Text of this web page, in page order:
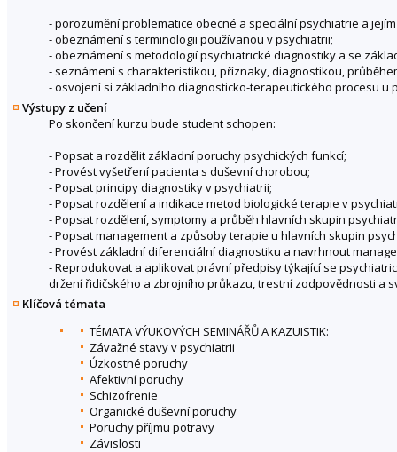
- porozumění problematice obecné a speciální psychiatrie a
- obeznámení s terminologii používanou v psychiatrii;
- obeznámení s metodologií psychiatrické diagnostiky a se
- seznámení s charakteristikou, příznaky, diagnostikou,
- osvojení si základního diagnosticko-terapeutického procesu
Výstupy z učení
Po skončení kurzu bude student schopen:
- Popsat a rozdělit základní poruchy psychických funkcí;
- Provést vyšetření pacienta s duševní chorobou;
- Popsat principy diagnostiky v psychiatrii;
- Popsat rozdělení a indikace metod biologické terapie v
- Popsat rozdělení, symptomy a průběh hlavních skupin
- Popsat management a způsoby terapie u hlavních skupin
- Provést základní diferenciální diagnostiku a navrhnout
- Reprodukovat a aplikovat právní předpisy týkající se
držení řidičského a zbrojního průkazu, trestní zodpovědnosti a
Klíčová témata
TÉMATA VÝUKOVÝCH SEMINÁŘŮ A KAZUISTIK:
Závažné stavy v psychiatrii
Úzkostné poruchy
Afektivní poruchy
Schizofrenie
Organické duševní poruchy
Poruchy příjmu potravy
Závislosti